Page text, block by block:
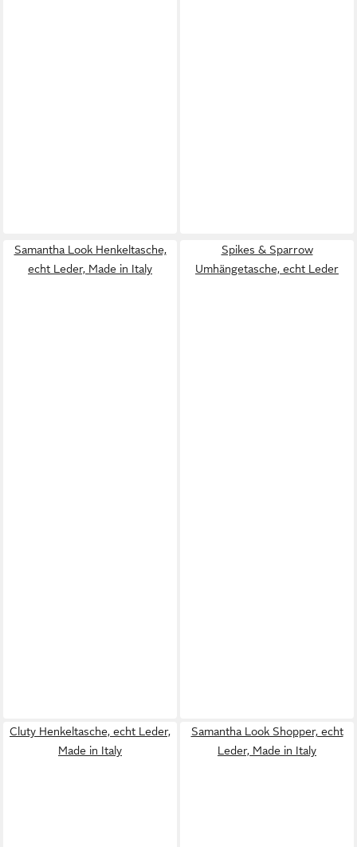
Samantha Look Henkeltasche,
echt Leder, Made in Italy
Spikes & Sparrow
Umhängetasche, echt Leder
Cluty Henkeltasche, echt Leder,
Made in Italy
Samantha Look Shopper, echt
Leder, Made in Italy